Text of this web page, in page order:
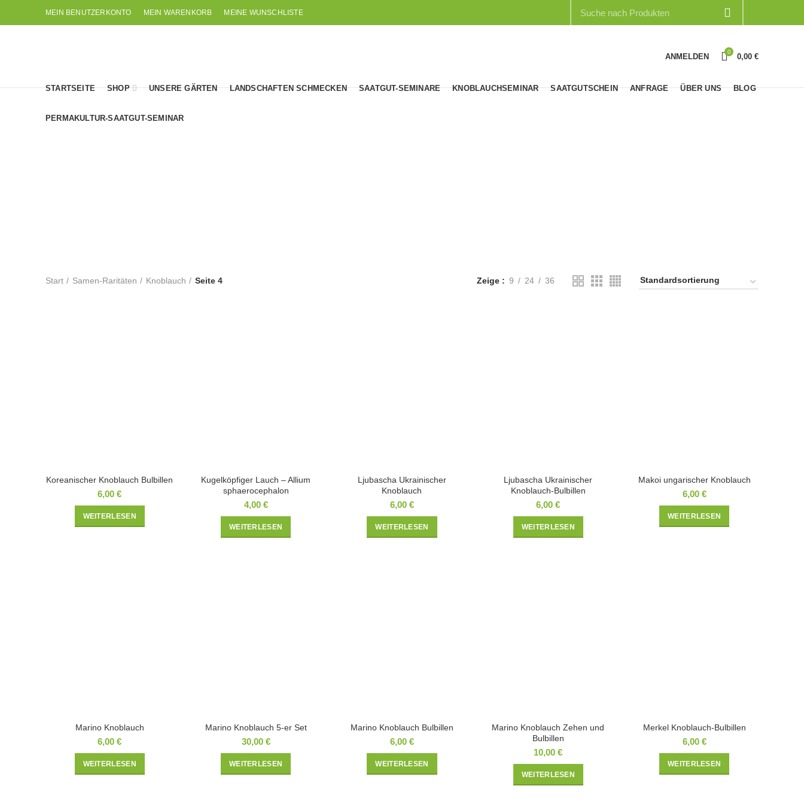
MEIN BENUTZERKONTO MEIN WARENKORB MEINE WUNSCHLISTE
ANMELDEN 0 0,00 €
STARTSEITE SHOP UNSERE GÄRTEN LANDSCHAFTEN SCHMECKEN SAATGUT-SEMINARE KNOBLAUCHSEMINAR SAATGUTSCHEIN ANFRAGE ÜBER UNS BLOG
PERMAKULTUR-SAATGUT-SEMINAR
Start Samen-Raritäten Knoblauch Seite 4 Zeige 9 24 36
Koreanischer Knoblauch Bulbillen
6,00€
WEITERLESEN
Kugelköpfiger Lauch – Allium
sphaerocephalon
4,00 €
WEITERLESEN
Ljubascha Ukrainischer
Knoblauch
6,00 €
WEITERLESEN
Ljubascha Ukrainischer
Knoblauch-Bulbillen
6,00€
WEITERLESEN
Makoi ungarischer Knoblauch
6,00 €
WEITERLESEN
Marino Knoblauch
6,00€
WEITERLESEN
Marino Knoblauch 5-er Set
30,00 €
WEITERLESEN
Marino Knoblauch Bulbillen
6,00 €
WEITERLESEN
Marino Knoblauch Zehen und
Bulbillen
10,00€
WEITERLESEN
Merkel Knoblauch-Bulbillen
6,00 €
WEITERLESEN